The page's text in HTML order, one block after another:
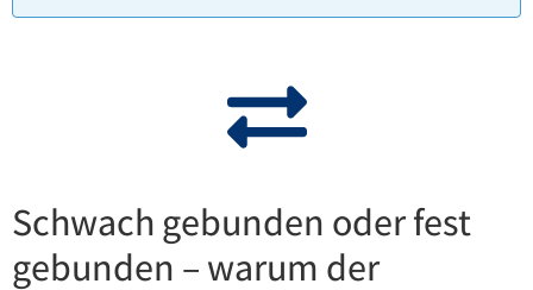
Schwach gebunden oder fest
gebunden – warum der